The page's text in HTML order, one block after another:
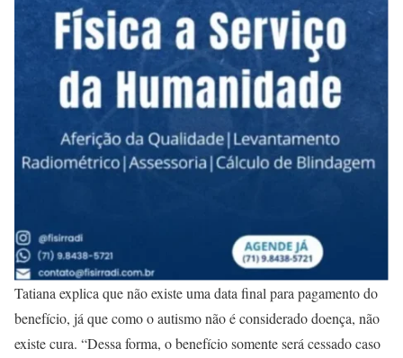
Tatiana explica que não existe uma data final para pagamento do
benefício, já que como o autismo não é considerado doença, não
existe cura. “Dessa forma, o benefício somente será cessado caso